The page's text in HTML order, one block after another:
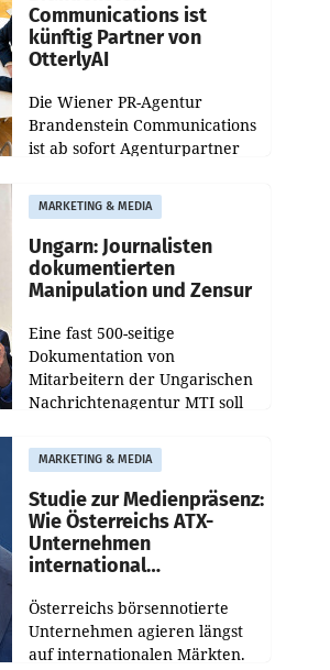
Communications ist
künftig Partner von
OtterlyAI
Die Wiener PR-Agentur
Brandenstein Communications
ist ab sofort Agenturpartner
Optimierungsplattform
OtterlyAI. Damit baut die
Agentur ihr Leistungsportfolio
MARKETING & MEDIA
Ungarn: Journalisten
dokumentierten
Manipulation und Zensur
Eine fast 500-seitige
Dokumentation von
Mitarbeitern der Ungarischen
Nachrichtenagentur MTI soll
Manipulation und Zensur bei
der Agentur während der Zeit
MARKETING & MEDIA
Studie zur Medienpräsenz:
Wie Österreichs ATX-
Unternehmen
international
Österreichs börsennotierte
Unternehmen agieren längst
auf internationalen Märkten.